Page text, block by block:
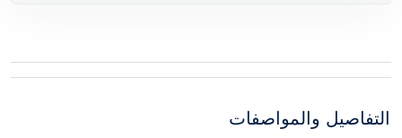
التفاصيل والمواصفات